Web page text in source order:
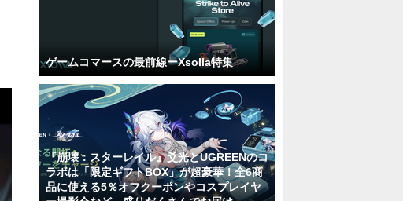
ゲームコマースの最前線ーXsolla特集
『崩壊：スターレイル』爻光とUGREENのコ
ラボは「限定ギフトBOX」が超豪華！全6商
品に使える5％オフクーポンやコスプレイヤ